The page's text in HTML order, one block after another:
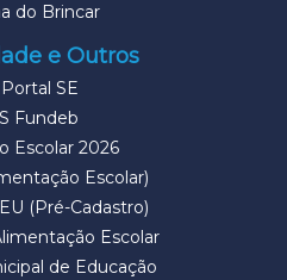
do Brincar
e Outros
SE
Fundeb
Escolar 2026
Escolar)
(Pré-Cadastro)
Escolar
de Educação